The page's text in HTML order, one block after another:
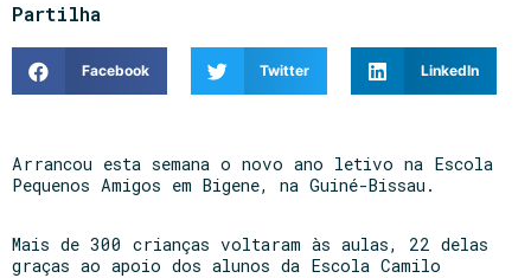
Partilha
Facebook Twitter LinkedIn
Arrancou esta semana o novo ano letivo na Escola
Pequenos Amigos em Bigene, na Guiné-Bissau.
Mais de 300 crianças voltaram às aulas, 22 delas
graças ao apoio dos alunos da Escola Camilo